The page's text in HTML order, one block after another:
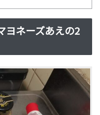
ヨネーズあえの2